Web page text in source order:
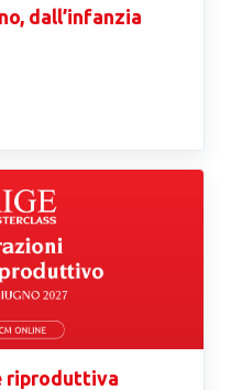
dall’infanzia
riproduttiva